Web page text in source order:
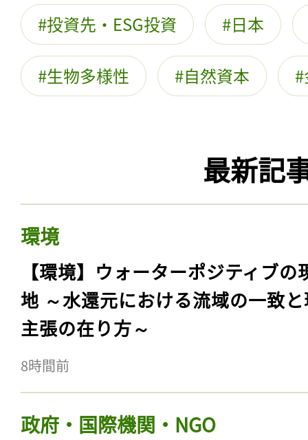
投資先・ESG投資 日本
生物多様性 自然資本
最新記
環境
【環境】ウォーターポジティブの
地 ～水還元における流域の一致
主張の在り方～
8時間前
政府・国際機関・NGO